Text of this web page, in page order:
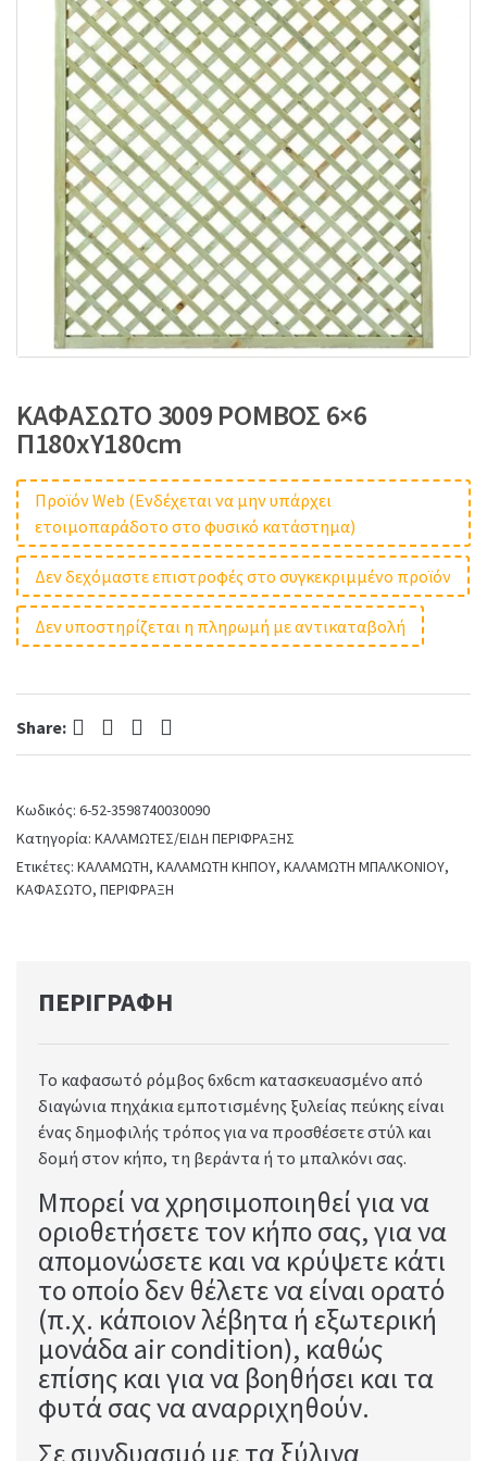
ΚΑΦΑΣΩΤΟ 3009 ΡΟΜΒΟΣ 6×6
Π180xΥ180cm
Προϊόν Web (Ενδέχεται να μην υπάρχει
ετοιμοπαράδοτο στο φυσικό κατάστημα)
Δεν δεχόμαστε επιστροφές στο συγκεκριμμένο προϊόν
Δεν υποστηρίζεται η πληρωμή με αντικαταβολή
Share: Facebook Twitter Pinterest LinkedIn
Κωδικός: 6-52-3598740030090
Κατηγορία: ΚΑΛΑΜΩΤΕΣ/ΕΙΔΗ ΠΕΡΙΦΡΑΞΗΣ
Ετικέτες: ΚΑΛΑΜΩΤΗ, ΚΑΛΑΜΩΤΗ ΚΗΠΟΥ, ΚΑΛΑΜΩΤΗ ΜΠΑΛΚΟΝΙΟΥ,
ΚΑΦΑΣΩΤΟ, ΠΕΡΙΦΡΑΞΗ
ΠΕΡΙΓΡΑΦΉ
Το καφασωτό ρόμβος 6x6cm κατασκευασμένο από
διαγώνια πηχάκια εμποτισμένης ξυλείας πεύκης είναι
ένας δημοφιλής τρόπος για να προσθέσετε στύλ και
δομή στον κήπο, τη βεράντα ή το μπαλκόνι σας.
Μπορεί να χρησιμοποιηθεί για να
οριοθετήσετε τον κήπο σας, για να
απομονώσετε και να κρύψετε κάτι
το οποίο δεν θέλετε να είναι ορατό
(π.χ. κάποιον λέβητα ή εξωτερική
μονάδα air condition), καθώς
επίσης και για να βοηθήσει και τα
φυτά σας να αναρριχηθούν.
Σε συνδυασμό με τα ξύλινα